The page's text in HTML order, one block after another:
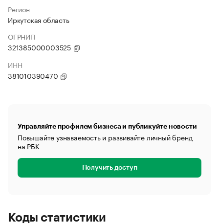
Регион
Иркутская область
ОГРНИП
321385000003525
ИНН
381010390470
Управляйте профилем бизнеса и публикуйте новости
Повышайте узнаваемость и развивайте личный бренд
на РБК
Получить доступ
Коды статистики